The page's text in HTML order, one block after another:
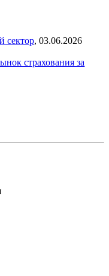
сектор, 03.06.2026
страхования за